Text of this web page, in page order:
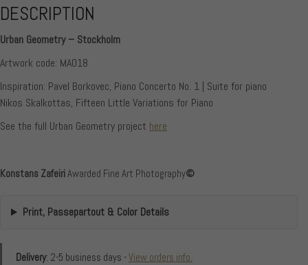
DESCRIPTION
Urban Geometry – Stockholm
Artwork code: MA018
Inspiration: Pavel Borkovec, Piano Concerto No. 1 | Suite for piano
Nikos Skalkottas, Fifteen Little Variations for Piano
See the full Urban Geometry project here
Konstans ZafeiriAwarded Fine Art Photography©
Print, Passepartout & Color Details
Delivery: 2-5 business days -View orders info.